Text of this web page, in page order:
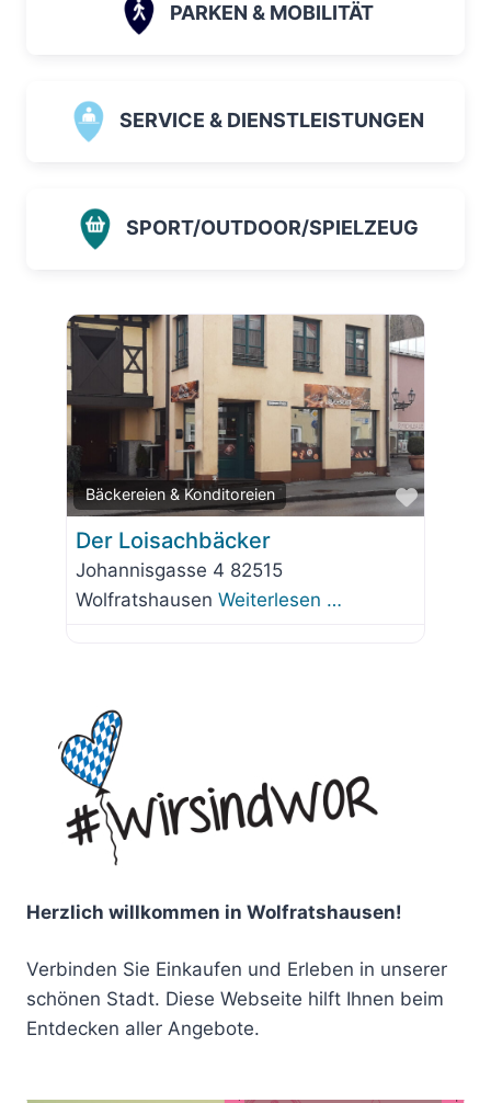
PARKEN & MOBILITÄT
SERVICE & DIENSTLEISTUNGEN
SPORT/OUTDOOR/SPIELZEUG
Bäckereien & Konditoreien
Favorit
Der Loisachbäcker
Johannisgasse 4 82515
Wolfratshausen Weiterlesen …
Herzlich willkommen in Wolfratshausen!
Verbinden Sie Einkaufen und Erleben in unserer
schönen Stadt. Diese Webseite hilft Ihnen beim
Entdecken aller Angebote.